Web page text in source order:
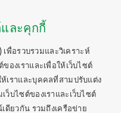
ละคุกกี้
เพื่อรวบรวมและวิเคราะห์
องเราและเพื่อให้เว็บไซต์
เราและบุคคลที่สามปรับแต่ง
บไซต์ของเราและเว็บไซต์
ดียวกัน รวมถึงเครือข่าย